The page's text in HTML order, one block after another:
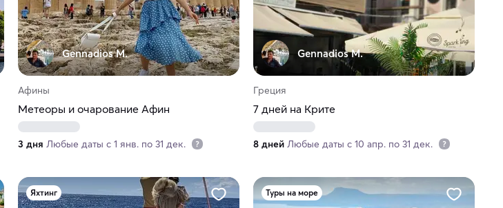
Gennadios M.
Афины
Метеоры и очарование Афин
3 дня Любые даты с 1 янв. по 31 дек.
Gennadios M.
Греция
7 дней на Крите
8 дней Любые даты с 10 апр. по 31 дек.
Яхтинг Туры на море